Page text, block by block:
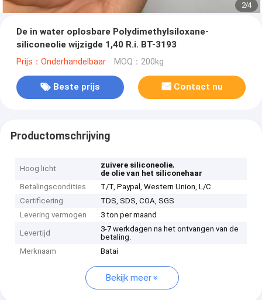
2/4
De in water oplosbare Polydimethylsiloxane-
siliconeolie wijzigde 1,40 R.i. BT-3193
Prijs：Onderhandelbaar MOQ：200kg
Beste prijs Contact nu
Productomschrijving
Hoog licht zuivere siliconeolie,
de olie van het siliconehaar
Betalingscondities
T/T, Paypal, Western Union, L/C
Certificering
TDS, SDS, COA, SGS
Levering vermogen
3 ton per maand
Levertijd
3-7 werkdagen na het ontvangen van de
betaling.
Merknaam
Batai
Bekijk meer